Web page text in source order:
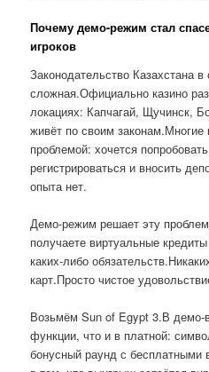
Почему демо-режим стал
игроков
Законодательство Казахстана
сложная.Официально казино
локациях: Капчагай, Щучинск,
живёт по своим законам.Многие
проблемой: хочется
регистрироваться и вносить
опыта нет.
Демо-режим решает эту
получаете виртуальные
каких-либо
карт.Просто чистое
Возьмём Sun of Egypt 3.В демо-
функции, что и в платной:
бонусный раунд с бесплатными